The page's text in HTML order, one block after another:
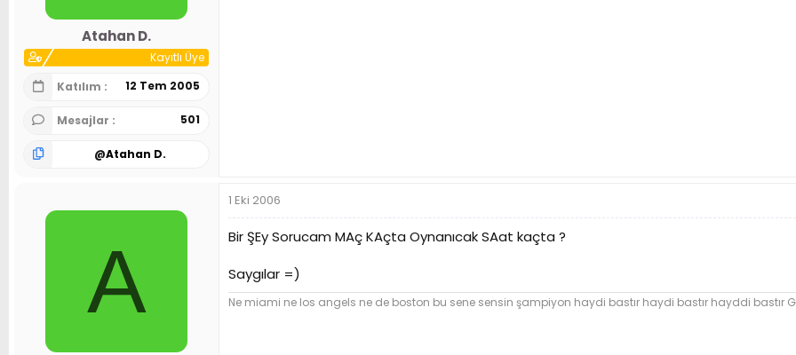
Atahan D.
Kayıtlı Üye
Katılım
12 Tem 2005
Mesajlar 501
@Atahan D.
A
1 Eki 2006
Bir ŞEy Sorucam MAç KAçta Oynanıcak SAat kaçta ?
Saygılar =)
Ne miami ne los angels ne de boston bu sene sensin şampiyon haydi bastır haydi bastır hayddi bastır